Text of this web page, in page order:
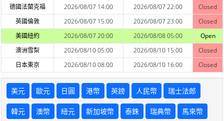
德國法蘭克福 2026/08/07 14:00 2026/08/07 22:00
Closed
英國倫敦
2026/08/07 15:00 2026/08/07 23:00
Closed
美國紐約
2026/08/07 20:00 2026/08/08 05:00
Open
澳洲雪梨
2026/08/10 05:00 2026/08/10 15:00
Closed
日本東京
2026/08/10 08:00 2026/08/10 16:00 Closed
美元 歐元 日圓 港幣 英鎊 人民幣 瑞士法郎
韓元 澳幣 紐元 新加坡幣 泰銖 瑞典幣 馬來幣